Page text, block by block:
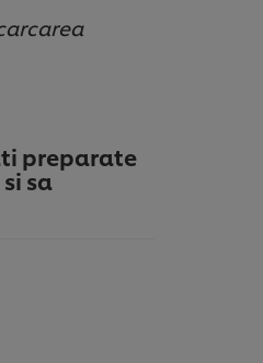
preparate
sa